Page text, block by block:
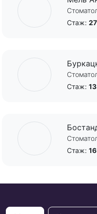
Стаж:
Стаж:
Стаж: